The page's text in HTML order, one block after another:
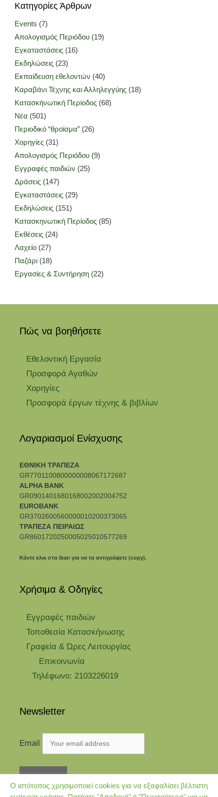
Κατηγορίες Άρθρων
Events (7)
Απολογισμός Περιόδου (19)
Εγκαταστάσεις (16)
Εκδηλώσεις (23)
Εκπαίδευση εθελοντών (40)
Καραβάνι Τέχνης και Αλληλεγγύης (18)
Κατασκήνωτική Περίοδος (68)
Νέα (501)
Περιοδικό “θροϊσμα” (26)
Χορηγίες (31)
Απολογισμός Περιόδου (9)
Εγγραφές παιδιών (25)
Δράσεις (147)
Εγκαταστάσεις (29)
Εκδηλώσεις (151)
Κατασκηνωτική Περίοδος (85)
Εκθέσεις (24)
Λαχείο (27)
Παζάρι (18)
Εργασίες & Συντήρηση (22)
Πώς να βοηθήσετε
Εθελοντική Εργασία
Προσφορά Αγαθών
Χορηγίες
Προσφορά έργων τέχνης & βιβλίων
Λογαριασμοί Ενίσχυσης
ΕΘΝΙΚΗ ΤΡΑΠΕΖΑ
GR7701100800000008067172687
ALPHA BANK
GR0901401680168002002004752
EUROBANK
GR3702600560000010200373065
ΤΡΑΠΕΖΑ ΠΕΙΡΑΙΩΣ
GR8601720250005025010577269
Κάντε κλικ στα iban για να τα αντιγράψετε (copy).
Χρήσιμα & Οδηγίες
Eγγραφές παιδιών
Τοποθεσία Κατασκήνωσης
Γραφεία & Ώρες Λειτουργίας
Επικοινωνία
Τηλέφωνο: 2103226019
Newsletter
Email
Ο ιστότοπος χρησιμοποιεί cookies για να εξαφαλίσει βέλτιστη